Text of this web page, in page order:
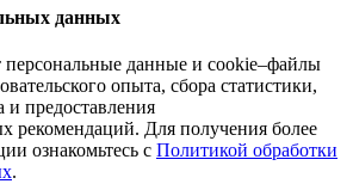
данных
персональные данные и cookie–файлы
опыта, сбора статистики,
и предоставления
рекомендаций. Для получения более
ознакомьтесь с Политикой обработки
.